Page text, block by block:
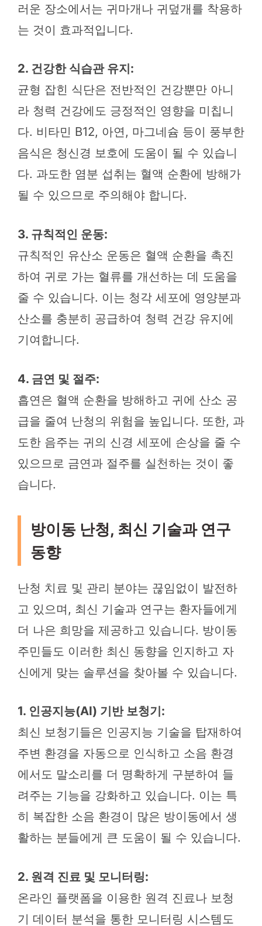
러운 장소에서는 귀마개나 귀덮개를 착용하
는 것이 효과적입니다.
2. 건강한 식습관 유지:
균형 잡힌 식단은 전반적인 건강뿐만 아니
라 청력 건강에도 긍정적인 영향을 미칩니
다. 비타민 B12, 아연, 마그네슘 등이 풍부한
음식은 청신경 보호에 도움이 될 수 있습니
다. 과도한 염분 섭취는 혈액 순환에 방해가
될 수 있으므로 주의해야 합니다.
3. 규칙적인 운동:
규칙적인 유산소 운동은 혈액 순환을 촉진
하여 귀로 가는 혈류를 개선하는 데 도움을
줄 수 있습니다. 이는 청각 세포에 영양분과
산소를 충분히 공급하여 청력 건강 유지에
기여합니다.
4. 금연 및 절주:
흡연은 혈액 순환을 방해하고 귀에 산소 공
급을 줄여 난청의 위험을 높입니다. 또한, 과
도한 음주는 귀의 신경 세포에 손상을 줄 수
있으므로 금연과 절주를 실천하는 것이 좋
습니다.
방이동 난청, 최신 기술과 연구
동향
난청 치료 및 관리 분야는 끊임없이 발전하
고 있으며, 최신 기술과 연구는 환자들에게
더 나은 희망을 제공하고 있습니다. 방이동
주민들도 이러한 최신 동향을 인지하고 자
신에게 맞는 솔루션을 찾아볼 수 있습니다.
1. 인공지능(AI) 기반 보청기:
최신 보청기들은 인공지능 기술을 탑재하여
주변 환경을 자동으로 인식하고 소음 환경
에서도 말소리를 더 명확하게 구분하여 들
려주는 기능을 강화하고 있습니다. 이는 특
히 복잡한 소음 환경이 많은 방이동에서 생
활하는 분들에게 큰 도움이 될 수 있습니다.
2. 원격 진료 및 모니터링:
온라인 플랫폼을 이용한 원격 진료나 보청
기 데이터 분석을 통한 모니터링 시스템도